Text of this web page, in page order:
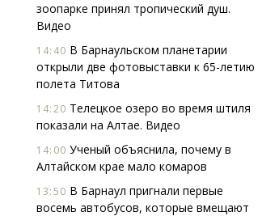
зоопарке принял тропический душ.
Видео
14:40 В Барнаульском планетарии
открыли две фотовыставки к 65-летию
полета Титова
14:20 Телецкое озеро во время штиля
показали на Алтае. Видео
14:00 Ученый объяснила, почему в
Алтайском крае мало комаров
13:50 В Барнаул пригнали первые
восемь автобусов, которые вмещают